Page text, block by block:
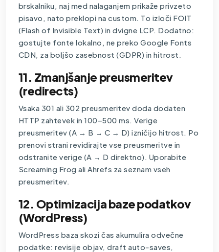
brskalniku, naj med nalaganjem prikaže privzeto
pisavo, nato preklopi na custom. To izloči FOIT
(Flash of Invisible Text) in dvigne LCP. Dodatno:
gostujte fonte lokalno, ne preko Google Fonts
CDN, za boljšo zasebnost (GDPR) in hitrost.
11. Zmanjšanje preusmeritev
(redirects)
Vsaka 301 ali 302 preusmeritev doda dodaten
HTTP zahtevek in 100–500 ms. Verige
preusmeritev (A → B → C → D) izničijo hitrost. Po
prenovi strani revidirajte vse preusmeritve in
odstranite verige (A → D direktno). Uporabite
Screaming Frog ali Ahrefs za seznam vseh
preusmeritev.
12. Optimizacija baze podatkov
(WordPress)
WordPress baza skozi čas akumulira odvečne
podatke: revisije objav, draft auto-saves,